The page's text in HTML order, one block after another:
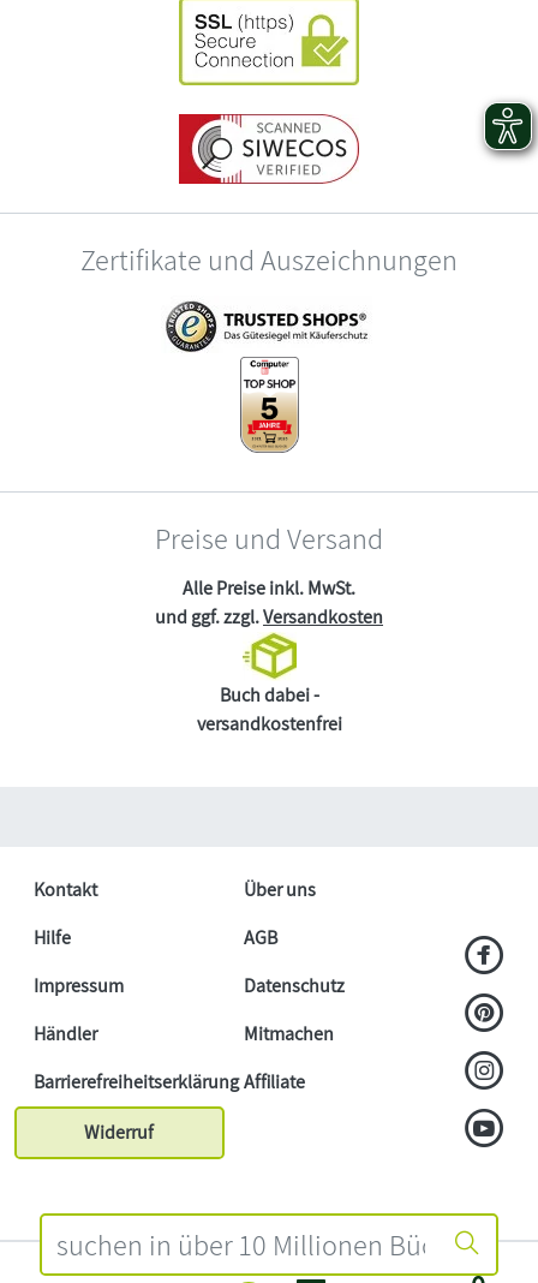
Zertifikate und Auszeichnungen
Preise und Versand
Alle Preise inkl. MwSt.
und ggf. zzgl.Versandkosten
Buch dabei -
versandkostenfrei
Kontakt
Über uns
Hilfe
AGB
Impressum
Datenschutz
Händler
Mitmachen
BarrierefreiheitserklärungAffiliate
Widerruf